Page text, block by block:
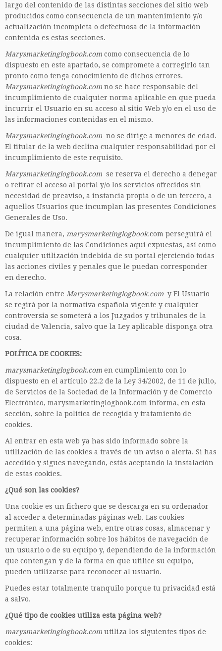
largo del contenido de las distintas secciones del sitio web
producidos como consecuencia de un mantenimiento y/o
actualización incompleta o defectuosa de la información
contenida es estas secciones.
Marysmarketinglogbook.com como consecuencia de lo
dispuesto en este apartado, se compromete a corregirlo tan
pronto como tenga conocimiento de dichos errores.
Marysmarketinglogbook.com no se hace responsable del
incumplimiento de cualquier norma aplicable en que pueda
incurrir el Usuario en su acceso al sitio Web y/o en el uso de
las informaciones contenidas en el mismo.
Marysmarketinglogbook.com no se dirige a menores de edad.
El titular de la web declina cualquier responsabilidad por el
incumplimiento de este requisito.
Marysmarketinglogbook.com se reserva el derecho a denegar
o retirar el acceso al portal y/o los servicios ofrecidos sin
necesidad de preaviso, a instancia propia o de un tercero, a
aquellos Usuarios que incumplan las presentes Condiciones
Generales de Uso.
De igual manera, marysmarketinglogbook.com perseguirá el
incumplimiento de las Condiciones aquí expuestas, así como
cualquier utilización indebida de su portal ejerciendo todas
las acciones civiles y penales que le puedan corresponder
en derecho.
La relación entre Marysmarketinglogbook.com y El Usuario
se regirá por la normativa española vigente y cualquier
controversia se someterá a los Juzgados y tribunales de la
ciudad de Valencia, salvo que la Ley aplicable disponga otra
cosa.
POLÍTICA DE COOKIES:
marysmarketinglogbook.com en cumplimiento con lo
dispuesto en el artículo 22.2 de la Ley 34/2002, de 11 de julio,
de Servicios de la Sociedad de la Información y de Comercio
Electrónico, marysmarketinglogbook.com informa, en esta
sección, sobre la política de recogida y tratamiento de
cookies.
Al entrar en esta web ya has sido informado sobre la
utilización de las cookies a través de un aviso o alerta. Si has
accedido y sigues navegando, estás aceptando la instalación
de estas cookies.
¿Qué son las cookies?
Una cookie es un fichero que se descarga en su ordenador
al acceder a determinadas páginas web. Las cookies
permiten a una página web, entre otras cosas, almacenar y
recuperar información sobre los hábitos de navegación de
un usuario o de su equipo y, dependiendo de la información
que contengan y de la forma en que utilice su equipo,
pueden utilizarse para reconocer al usuario.
Puedes estar totalmente tranquilo porque tu privacidad está
a salvo.
¿Qué tipo de cookies utiliza esta página web?
marysmarketinglogbook.com utiliza los siguientes tipos de
cookies: